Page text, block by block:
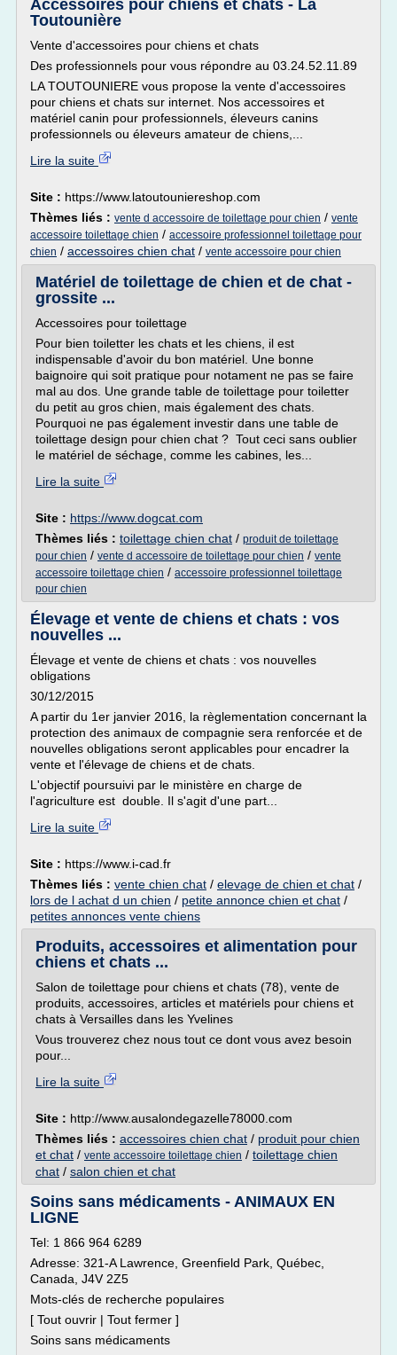
Accessoires pour chiens et chats - La
Toutounière
Vente d'accessoires pour chiens et chats
Des professionnels pour vous répondre au 03.24.52.11.89
LA TOUTOUNIERE vous propose la vente d'accessoires
pour chiens et chats sur internet. Nos accessoires et
matériel canin pour professionnels, éleveurs canins
professionnels ou éleveurs amateur de chiens,...
Lire la suite
Site : https://www.latoutouniereshop.com
Thèmes liés : vente d accessoire de toilettage pour chien / vente
accessoire toilettage chien / accessoire professionnel toilettage pour
chien / accessoires chien chat / vente accessoire pour chien
Matériel de toilettage de chien et de chat -
grossite ...
Accessoires pour toilettage
Pour bien toiletter les chats et les chiens, il est
indispensable d'avoir du bon matériel. Une bonne
baignoire qui soit pratique pour notament ne pas se faire
mal au dos. Une grande table de toilettage pour toiletter
du petit au gros chien, mais également des chats.
Pourquoi ne pas également investir dans une table de
toilettage design pour chien chat ? Tout ceci sans oublier
le matériel de séchage, comme les cabines, les...
Lire la suite
Site : https://www.dogcat.com
Thèmes liés : toilettage chien chat / produit de toilettage
pour chien / vente d accessoire de toilettage pour chien / vente
accessoire toilettage chien / accessoire professionnel toilettage
pour chien
Élevage et vente de chiens et chats : vos
nouvelles ...
Élevage et vente de chiens et chats : vos nouvelles
obligations
30/12/2015
A partir du 1er janvier 2016, la règlementation concernant la
protection des animaux de compagnie sera renforcée et de
nouvelles obligations seront applicables pour encadrer la
vente et l'élevage de chiens et de chats.
L'objectif poursuivi par le ministère en charge de
l'agriculture est double. Il s'agit d'une part...
Lire la suite
Site : https://www.i-cad.fr
Thèmes liés : vente chien chat / elevage de chien et chat /
lors de l achat d un chien / petite annonce chien et chat /
petites annonces vente chiens
Produits, accessoires et alimentation pour
chiens et chats ...
Salon de toilettage pour chiens et chats (78), vente de
produits, accessoires, articles et matériels pour chiens et
chats à Versailles dans les Yvelines
Vous trouverez chez nous tout ce dont vous avez besoin
pour...
Lire la suite
Site : http://www.ausalondegazelle78000.com
Thèmes liés : accessoires chien chat / produit pour chien
et chat / vente accessoire toilettage chien / toilettage chien
chat / salon chien et chat
Soins sans médicaments - ANIMAUX EN
LIGNE
Tel: 1 866 964 6289
Adresse: 321-A Lawrence, Greenfield Park, Québec,
Canada, J4V 2Z5
Mots-clés de recherche populaires
[ Tout ouvrir | Tout fermer ]
Soins sans médicaments